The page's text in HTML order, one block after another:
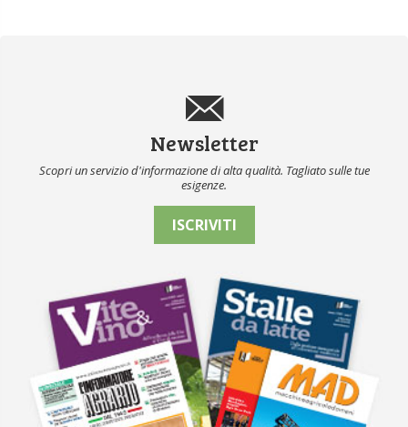
Newsletter
Scopri un servizio d'informazione di alta qualità. Tagliato sulle tue
esigenze.
ISCRIVITI